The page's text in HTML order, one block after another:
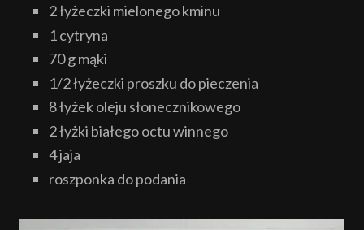
2 łyżeczki mielonego kminu
1 cytryna
70 g mąki
1/2 łyżeczki proszku do pieczenia
8 łyżek oleju słonecznikowego
2 łyżki białego octu winnego
4 jaja
roszponka do podania